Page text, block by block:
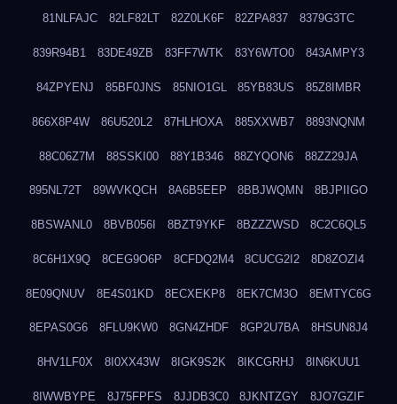
81NLFAJC 82LF82LT 82Z0LK6F 82ZPA837 8379G3TC
839R94B1 83DE49ZB 83FF7WTK 83Y6WTO0 843AMPY3
84ZPYENJ 85BF0JNS 85NIO1GL 85YB83US 85Z8IMBR
866X8P4W 86U520L2 87HLHOXA 885XXWB7 8893NQNM
88C06Z7M 88SSKI00 88Y1B346 88ZYQON6 88ZZ29JA
895NL72T 89WVKQCH 8A6B5EEP 8BBJWQMN 8BJPIIGO
8BSWANL0 8BVB056I 8BZT9YKF 8BZZZWSD 8C2C6QL5
8C6H1X9Q 8CEG9O6P 8CFDQ2M4 8CUCG2I2 8D8ZOZI4
8E09QNUV 8E4S01KD 8ECXEKP8 8EK7CM3O 8EMTYC6G
8EPAS0G6 8FLU9KW0 8GN4ZHDF 8GP2U7BA 8HSUN8J4
8HV1LF0X 8I0XX43W 8IGK9S2K 8IKCGRHJ 8IN6KUU1
8IWWBYPE 8J75FPFS 8JJDB3C0 8JKNTZGY 8JO7GZIF